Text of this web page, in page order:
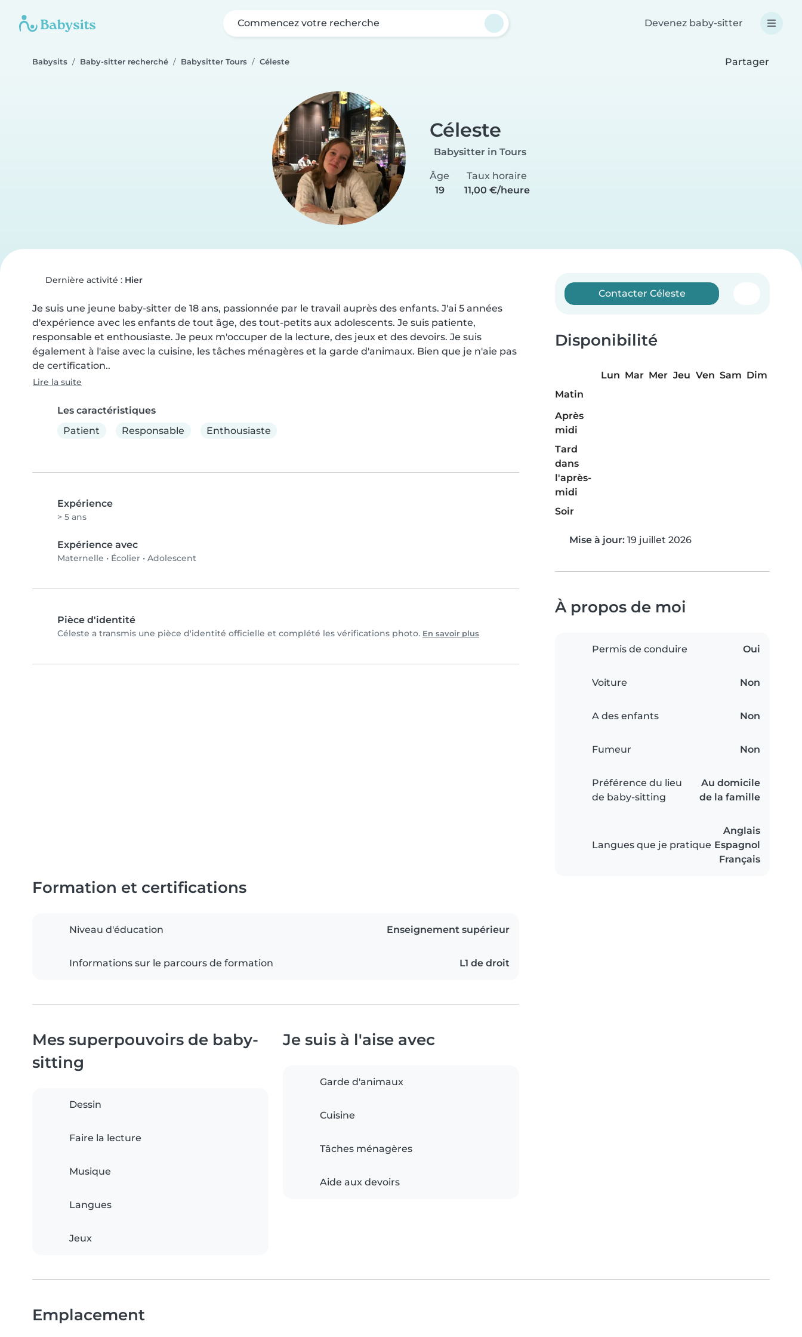
Commencez votre recherche Devenez baby-sitter
Babysits Baby-sitter recherché Babysitter Tours Céleste Partager
Céleste
Babysitter in Tours
Âge
19
Taux horaire
11,00 €/heure
Dernière activité : Hier
Je suis une jeune baby-sitter de 18 ans, passionnée par le travail auprès des enfants. J'ai 5 années
d'expérience avec les enfants de tout âge, des tout-petits aux adolescents. Je suis patiente,
responsable et enthousiaste. Je peux m'occuper de la lecture, des jeux et des devoirs. Je suis
également à l'aise avec la cuisine, les tâches ménagères et la garde d'animaux. Bien que je n'aie pas
de certification..
Lire la suite
Les caractéristiques
Patient
Responsable Enthousiaste
Expérience
> 5 ans
Expérience avec
Maternelle • Écolier • Adolescent
Pièce d'identité
Céleste a transmis une pièce d'identité officielle et complété les vérifications photo. En savoir plus
Contacter Céleste
Disponibilité
Lun Mar Mer Jeu Ven Sam Dim
Matin
Après
midi
Tard
dans
l'après-
midi
Soir
Mise à jour: 19 juillet 2026
À propos de moi
Permis de conduire Oui
Voiture Non
A des enfants Non
Fumeur Non
Préférence du lieu
de baby-sitting
Au domicile
de la famille
Langues que je pratique
Anglais
Espagnol
Français
Formation et certifications
Niveau d'éducation Enseignement supérieur
Informations sur le parcours de formation L1 de droit
Mes superpouvoirs de baby-
sitting
Dessin
Faire la lecture
Musique
Langues
Jeux
Je suis à l'aise avec
Garde d'animaux
Cuisine
Tâches ménagères
Aide aux devoirs
Emplacement